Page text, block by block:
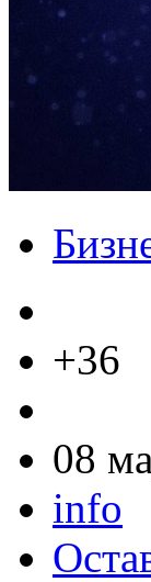
+36
08
info